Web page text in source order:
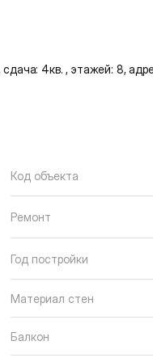
4кв. , этажей: 8,
Код объекта
Ремонт
Год постройки
Материал стен
Балкон